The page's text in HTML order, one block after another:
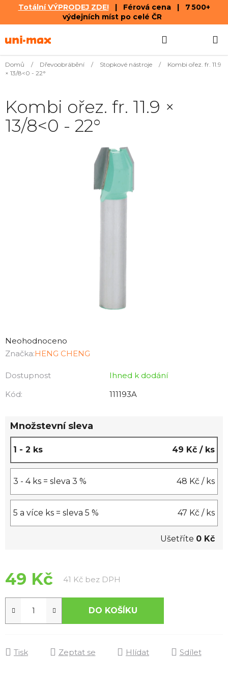
Totální VÝPRODEJ ZDE!| Férová cena | 7 500+
výdejních míst po celé ČR
na
KOŠÍK
Domů / Dřevoobrábění / Stopkové nástroje /
Kombi ořez. fr. 11.9
× 13/8<0 - 22°
hodnocení
produktu
0,0
z
Neohodnoceno
Značka:HENG CHENG
Dostupnost
Ihned k dodání
Kód:
111193A
Množstevní sleva
1 - 2 ks 49 Kč / ks
3 - 4 ks = sleva 3 % 48 Kč / ks
5 a více ks = sleva 5 % 47 Kč / ks
Ušetříte 0 Kč
49 Kč 41 Kč bez DPH
DO KOŠÍKU
Tisk Zeptat se Hlídat Sdílet
Kombi ořez. fr. 11.9 ×
13/8<0 - 22°